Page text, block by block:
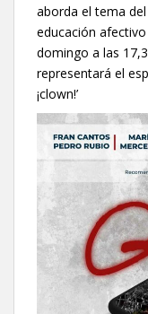
aborda el tema
educación
domingo a las
representará el
¡clown!’